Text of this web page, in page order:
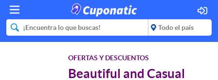
OFERTAS Y DESCUENTOS
Beautiful and Casual